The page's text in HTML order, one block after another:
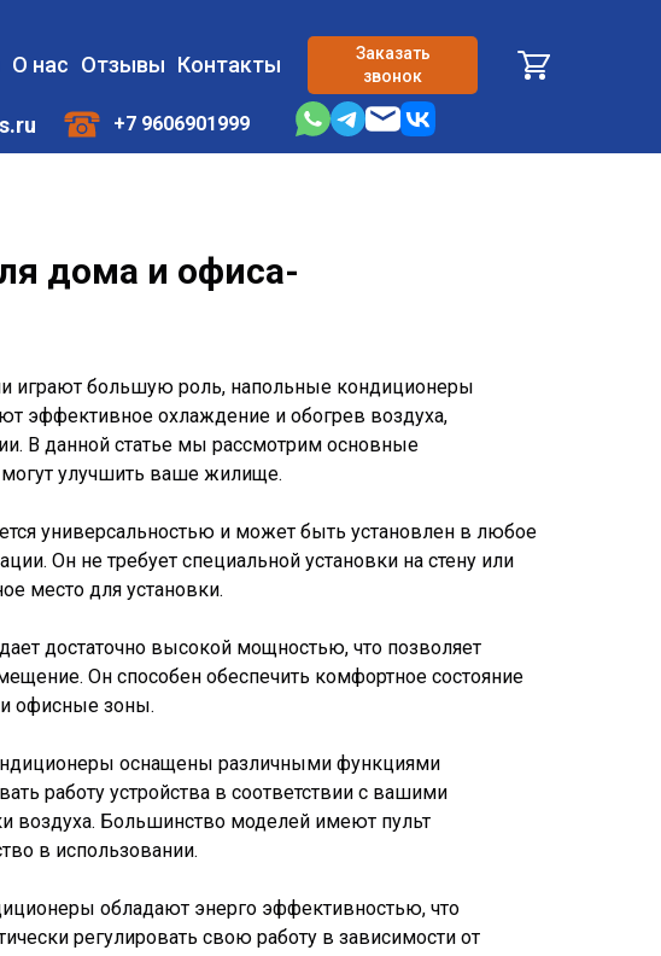
О нас Отзывы Контакты
Заказать
звонок
+7 9606901999
дома и офиса-
играют большую роль, напольные кондиционеры
эффективное охлаждение и обогрев воздуха,
В данной статье мы рассмотрим основные
улучшить ваше жилище.
универсальностью и может быть установлен в любое
Он не требует специальной установки на стену или
место для установки.
достаточно высокой мощностью, что позволяет
Он способен обеспечить комфортное состояние
офисные зоны.
оснащены различными функциями
работу устройства в соответствии с вашими
воздуха. Большинство моделей имеют пульт
в использовании.
обладают энерго эффективностью, что
регулировать свою работу в зависимости от